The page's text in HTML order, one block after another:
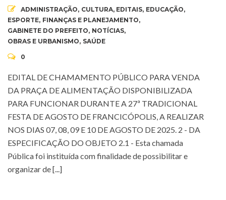
ADMINISTRAÇÃO, CULTURA, EDITAIS, EDUCAÇÃO,
ESPORTE, FINANÇAS E PLANEJAMENTO,
GABINETE DO PREFEITO, NOTÍCIAS,
OBRAS E URBANISMO, SAÚDE
0
EDITAL DE CHAMAMENTO PÚBLICO PARA VENDA
DA PRAÇA DE ALIMENTAÇÃO DISPONIBILIZADA
PARA FUNCIONAR DURANTE A 27ª TRADICIONAL
FESTA DE AGOSTO DE FRANCICÓPOLIS, A REALIZAR
NOS DIAS 07, 08, 09 E 10 DE AGOSTO DE 2025. 2 - DA
ESPECIFICAÇÃO DO OBJETO 2.1 - Esta chamada
Pública foi instituída com finalidade de possibilitar e
organizar de [...]